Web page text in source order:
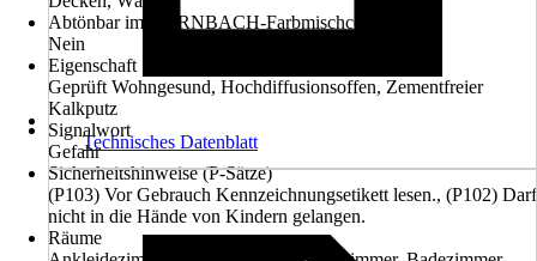
Abtönbar im HORNBACH-Farbmischcenter
Nein
Eigenschaft
Geprüft Wohngesund, Hochdiffusionsoffen, Zementfreier
Kalkputz
Signalwort
Gefahr
Sicherheitshinweise (P-Sätze)
(P103) Vor Gebrauch Kennzeichnungsetikett lesen., (P102) Darf
nicht in die Hände von Kindern gelangen.
Räume
Technisches Datenblatt